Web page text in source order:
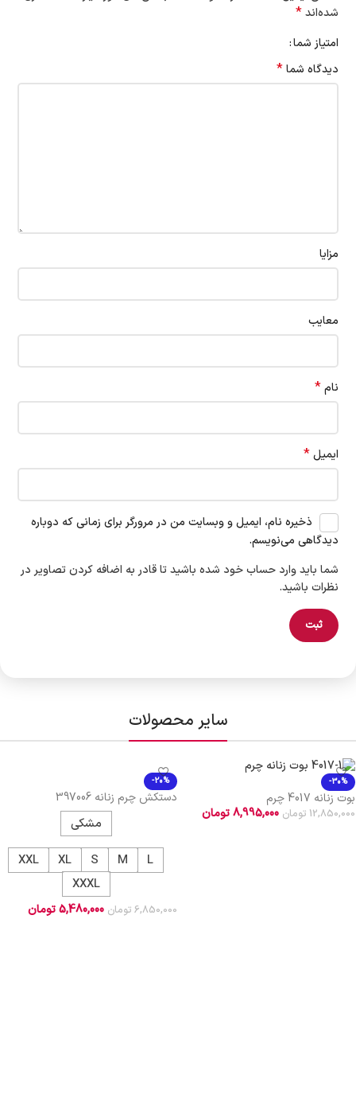
شده‌اند*
امتیاز شما
دیدگاه شما*
مزایا
معایب
نام*
ایمیل*
ذخیره نام، ایمیل و وبسایت من در مرورگر برای زمانی که دوباره
دیدگاهی می‌نویسم.
شما باید وارد حساب خود شده باشید تا قادر به اضافه کردن تصاویر در
نظرات باشید.
سایر محصولات
-30%
بوت زنانه 4017 چرم
12,850,000 تومان 8,995,000تومان
-20%
دستکش چرم زنانه 397006
مشکی
L
M
S
XL
XXL
XXXL
6,850,000 تومان 5,480,000تومان